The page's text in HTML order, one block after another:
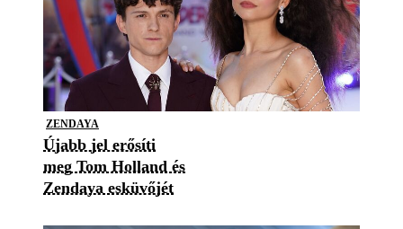
ZENDAYA
Újabb jel erősíti
meg Tom Holland és
Zendaya esküvőjét